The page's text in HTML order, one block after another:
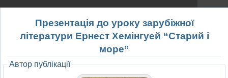
Презентація до уроку зарубіжної
літератури Ернест Хемінгуей “Старий і
море”
Автор публікації